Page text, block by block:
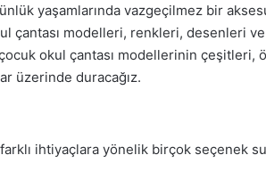
yaşamlarında vazgeçilmez bir
çantası modelleri, renkleri, desenleri
okul çantası modellerinin çeşitleri,
üzerinde duracağız.
ihtiyaçlara yönelik birçok seçenek